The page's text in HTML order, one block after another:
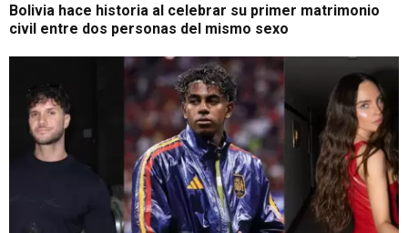
Bolivia hace historia al celebrar su primer matrimonio
civil entre dos personas del mismo sexo